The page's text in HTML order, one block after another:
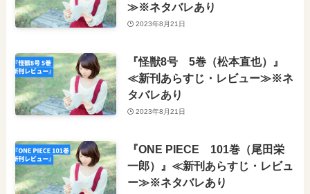
≫※ネタバレあり
2023年8月21日
『怪獣8号 5巻（松本直也）』
≪新刊あらすじ・レビュー≫※ネ
タバレあり
2023年8月21日
『ONE PIECE 101巻（尾田栄
一郎）』≪新刊あらすじ・レビュ
ー≫※ネタバレあり